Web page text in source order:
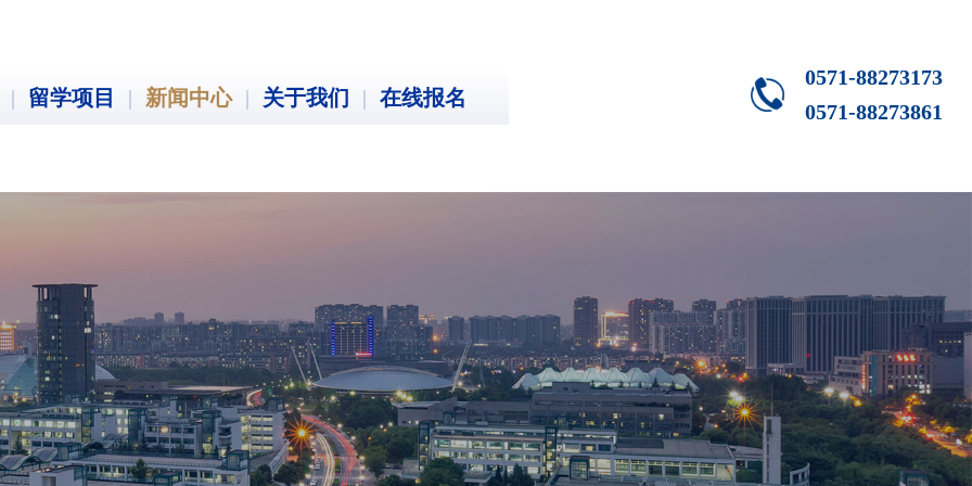
| 留学项目 | 新闻中心 | 关于我们 | 在线报名
0571-88273173
0571-88273861